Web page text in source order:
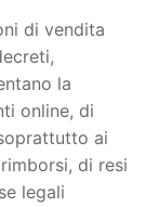
di vendita
la
online, di
ai
di resi
legali